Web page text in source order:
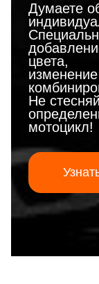
Думаете
цвета,
Не
мотоцикл!